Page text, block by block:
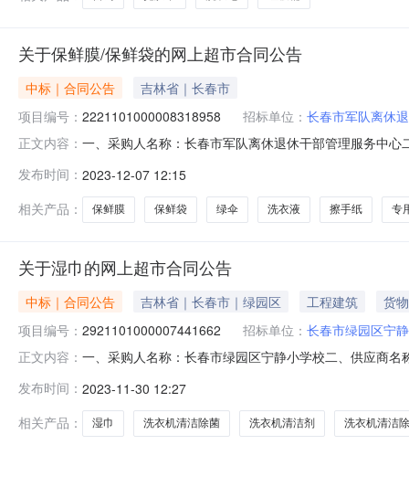
关于保鲜膜/保鲜袋的网上超市合同公告
中标｜合同公告
吉林省｜长春市
项目编号： 2221101000008318958 招标单位： 长春市军队离休
正文内容： 一、采购人名称：长春市军队离休退休干部管理服务中
京惠思创JH8009卷20.00153002绿伞500g油污清洁剂
发布时间： 2023-12-07 12:15
相关产品：
保鲜膜 保鲜袋 绿伞 洗衣液 擦手纸 专
关于湿巾的网上超市合同公告
中标｜合同公告 吉林省｜长春市｜绿园区 工程建筑
货物
项目编号： 2921101000007441662 招标单位： 长春市绿园区宁
正文内容： 一、采购人名称：长春市绿园区宁静小学校二、供应商
106.0013.481428.882维达3层130抽*6包抽纸维达/
发布时间： 2023-11-30 12:27
相关产品：
湿巾 洗衣机清洁除菌 洗衣机清洁剂 洗衣机清洁